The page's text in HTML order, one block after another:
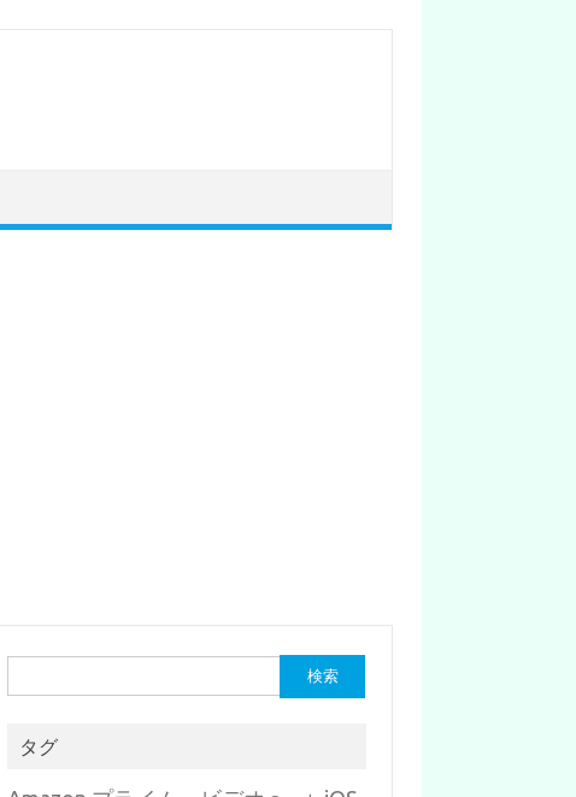
索:
タグ